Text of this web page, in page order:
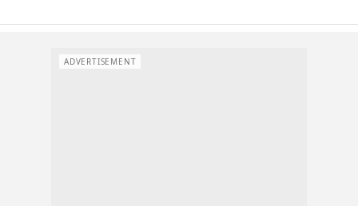
ADVERTISEMENT